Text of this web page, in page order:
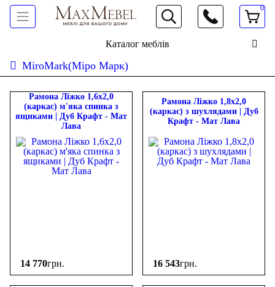
066 472 19 61
0
Каталог меблів
MiroMark(Міро Марк)
ФІЛЬТР
-
грн.
Рамона Ліжко 1,6х2,0
(каркас) м'яка спинка з
ящиками | Дуб Крафт - Мат
Лава
14 770грн.
Рамона Ліжко 1,8х2,0
(каркас) з шухлядами | Дуб
Крафт - Мат Лава
16 543грн.